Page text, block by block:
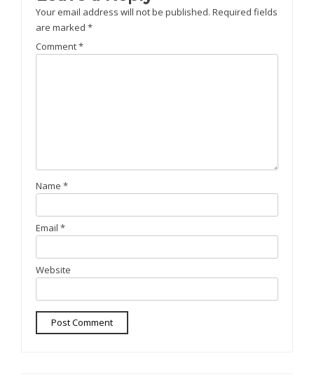
Your email address will not be published. Required fields
are marked *
Comment*
Name *
Email *
Website